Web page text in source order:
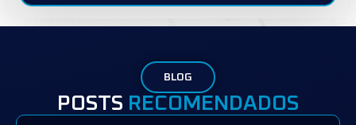
BLOG
POSTS RECOMENDADOS